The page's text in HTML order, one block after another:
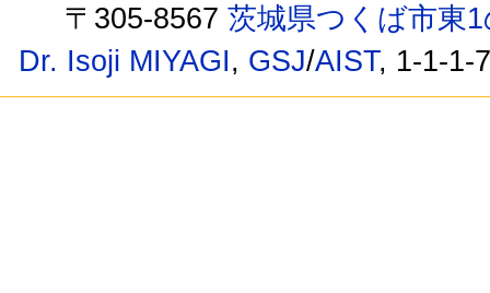
〒305-8567茨城県つくば市東
Dr. Isoji MIYAGI, GSJ/AIST, 1-1-1-